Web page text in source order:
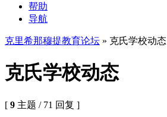
帮助
导航
克里希那穆提教育论坛 » 克氏学校动态
克氏学校动态
[ 9 主题 / 71 回复 ]